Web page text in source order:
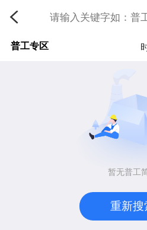
普工专区
暂无普工
重新搜